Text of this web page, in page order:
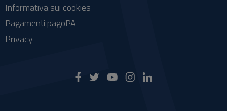
Informativa sui cookies
Pagamenti pagoPA
Privacy